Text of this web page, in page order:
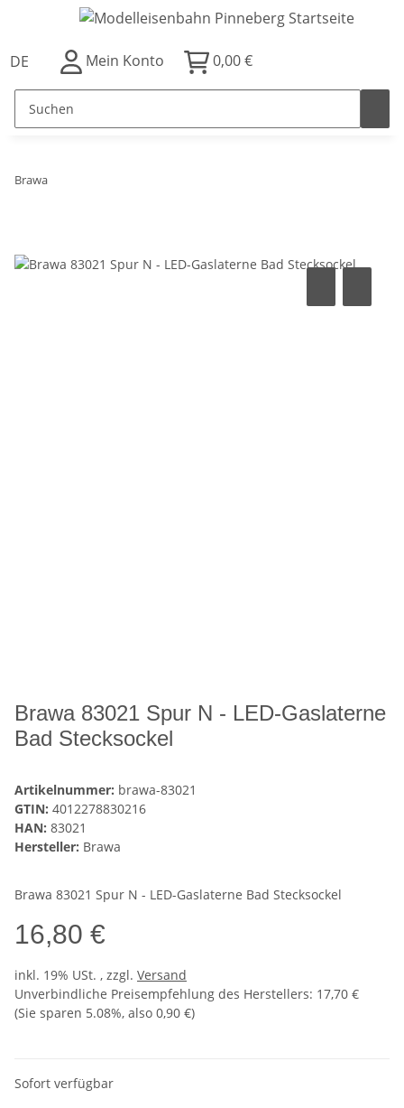
DE Mein Konto 0,00 €
Brawa
Brawa 83021 Spur N - LED-Gaslaterne
Bad Stecksockel
Artikelnummer: brawa-83021
GTIN: 4012278830216
HAN: 83021
Hersteller: Brawa
Brawa 83021 Spur N - LED-Gaslaterne Bad Stecksockel
16,80 €
inkl. 19% USt. , zzgl. Versand
Unverbindliche Preisempfehlung des Herstellers: 17,70 €
(Sie sparen 5.08%, also 0,90 €)
Sofort verfügbar